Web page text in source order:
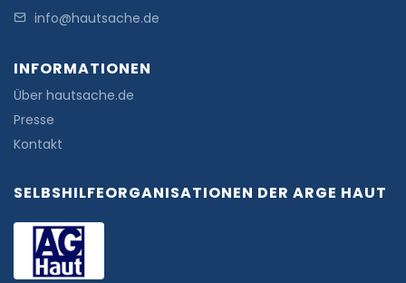
info@hautsache.de
INFORMATIONEN
Über hautsache.de
Presse
Kontakt
SELBSHILFEORGANISATIONEN DER ARGE HAUT